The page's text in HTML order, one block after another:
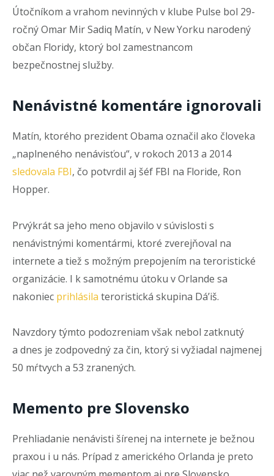
Útočníkom a vrahom nevinných v klube Pulse bol 29-
ročný Omar Mir Sadiq Matín, v New Yorku narodený
občan Floridy, ktorý bol zamestnancom
bezpečnostnej služby.
Nenávistné komentáre ignorovali
Matín, ktorého prezident Obama označil ako človeka
„naplneného nenávisťou“, v rokoch 2013 a 2014
sledovala FBI, čo potvrdil aj šéf FBI na Floride, Ron
Hopper.
Prvýkrát sa jeho meno objavilo v súvislosti s
nenávistnými komentármi, ktoré zverejňoval na
internete a tiež s možným prepojením na teroristické
organizácie. I k samotnému útoku v Orlande sa
nakoniec prihlásila teroristická skupina Dá’iš.
Navzdory týmto podozreniam však nebol zatknutý
a dnes je zodpovedný za čin, ktorý si vyžiadal najmenej
50 mŕtvych a 53 zranených.
Memento pre Slovensko
Prehliadanie nenávisti šírenej na internete je bežnou
praxou i u nás. Prípad z amerického Orlanda je preto